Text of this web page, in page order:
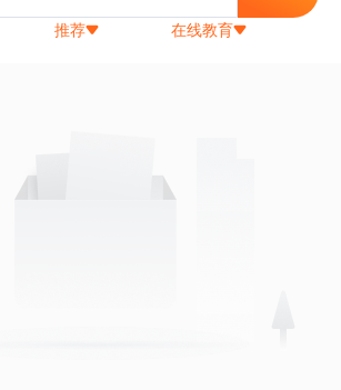
推荐 在线教育